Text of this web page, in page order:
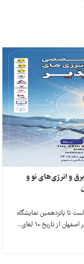
و انرژی‌های نو و
تا پانزدهمین نمایشگاه
تاریخ ۱۰ لغای...